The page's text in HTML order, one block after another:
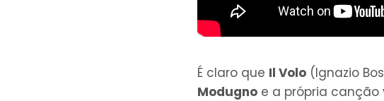
É claro que Il Volo(Ignazio
Modugnoe a própria canção